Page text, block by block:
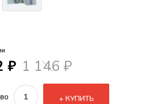
₽ 1 146 ₽
КУПИТЬ